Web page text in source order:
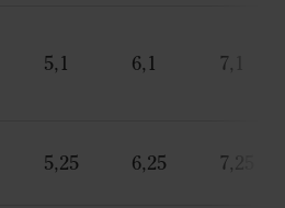
5,1 6,1 7,1
5,25 6,25 7,25